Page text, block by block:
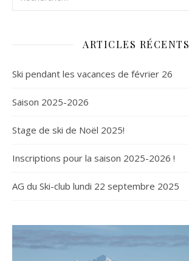
ARTICLES RÉCENTS
Ski pendant les vacances de février 26
Saison 2025-2026
Stage de ski de Noël 2025!
Inscriptions pour la saison 2025-2026 !
AG du Ski-club lundi 22 septembre 2025